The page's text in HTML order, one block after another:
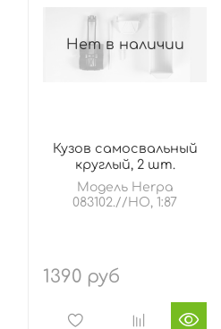
Нет в наличии
Кузов самосвальный
круглый, 2 шт.
Модель Herpa
083102.//HO, 1:87
1390 руб